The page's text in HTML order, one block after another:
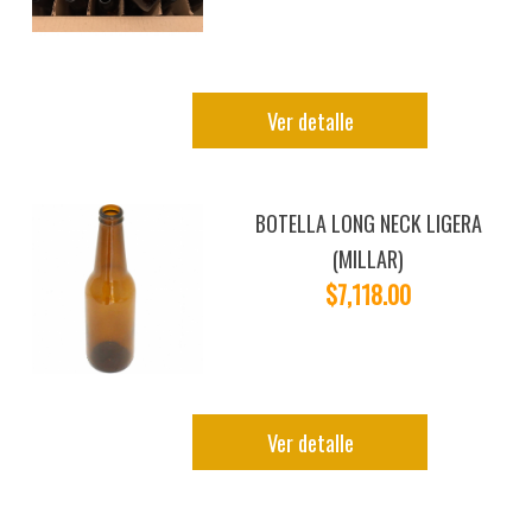
Ver detalle
BOTELLA LONG NECK LIGERA
(MILLAR)
$7,118.00
Ver detalle